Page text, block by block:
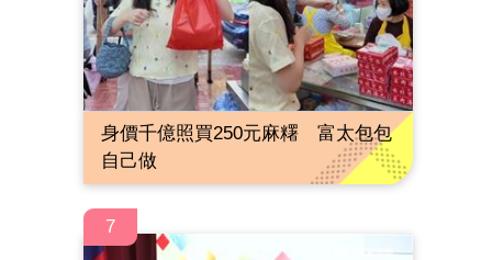
身價千億照買250元麻糬 富太包包
自己做
7